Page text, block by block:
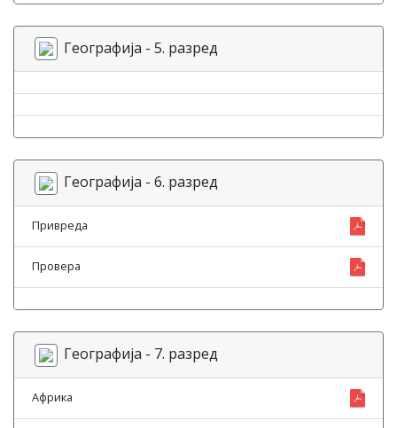
Географија - 5. разред
Географија - 6. разред
Привреда
Провера
Географија - 7. разред
Африка